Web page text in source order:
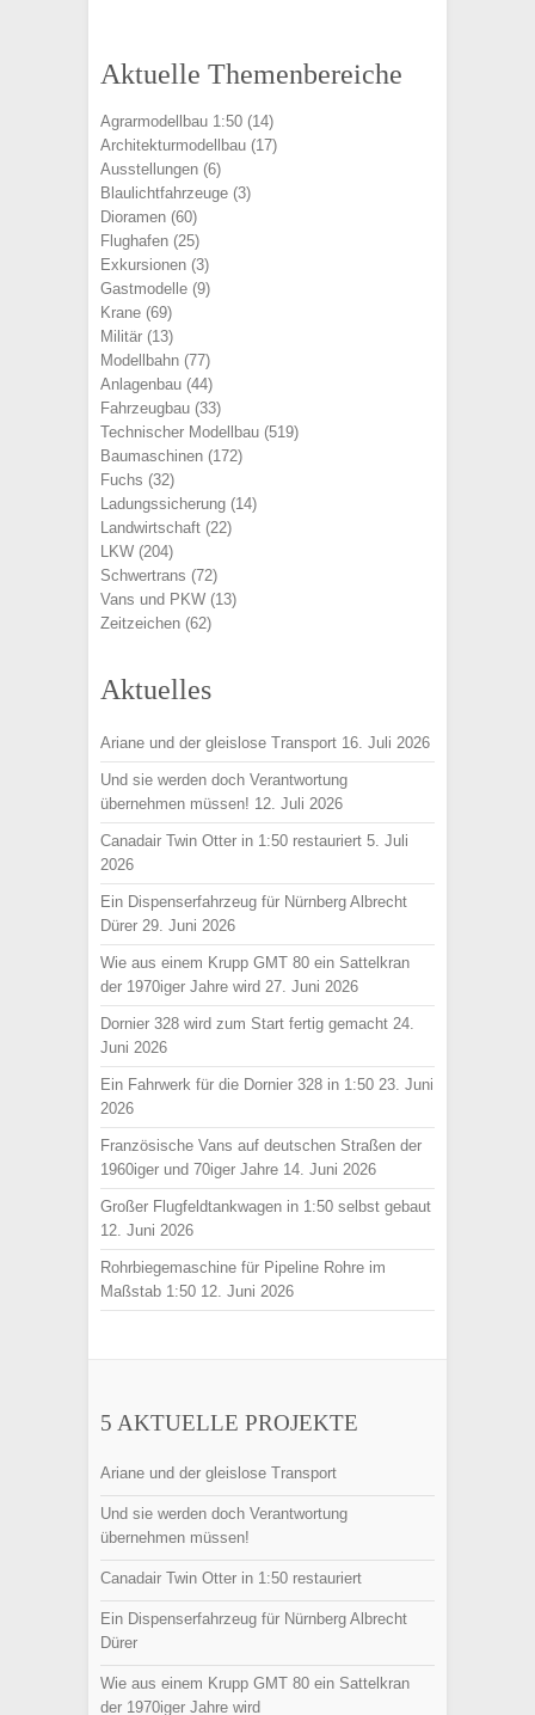
Aktuelle Themenbereiche
Agrarmodellbau 1:50 (14)
Architekturmodellbau (17)
Ausstellungen (6)
Blaulichtfahrzeuge (3)
Dioramen (60)
Flughafen (25)
Exkursionen (3)
Gastmodelle (9)
Krane (69)
Militär (13)
Modellbahn (77)
Anlagenbau (44)
Fahrzeugbau (33)
Technischer Modellbau (519)
Baumaschinen (172)
Fuchs (32)
Ladungssicherung (14)
Landwirtschaft (22)
LKW (204)
Schwertrans (72)
Vans und PKW (13)
Zeitzeichen (62)
Aktuelles
Ariane und der gleislose Transport 16. Juli 2026
Und sie werden doch Verantwortung
übernehmen müssen! 12. Juli 2026
Canadair Twin Otter in 1:50 restauriert 5. Juli
2026
Ein Dispenserfahrzeug für Nürnberg Albrecht
Dürer 29. Juni 2026
Wie aus einem Krupp GMT 80 ein Sattelkran
der 1970iger Jahre wird 27. Juni 2026
Dornier 328 wird zum Start fertig gemacht 24.
Juni 2026
Ein Fahrwerk für die Dornier 328 in 1:50 23. Juni
2026
Französische Vans auf deutschen Straßen der
1960iger und 70iger Jahre 14. Juni 2026
Großer Flugfeldtankwagen in 1:50 selbst gebaut
12. Juni 2026
Rohrbiegemaschine für Pipeline Rohre im
Maßstab 1:50 12. Juni 2026
5 AKTUELLE PROJEKTE
Ariane und der gleislose Transport
Und sie werden doch Verantwortung
übernehmen müssen!
Canadair Twin Otter in 1:50 restauriert
Ein Dispenserfahrzeug für Nürnberg Albrecht
Dürer
Wie aus einem Krupp GMT 80 ein Sattelkran
der 1970iger Jahre wird